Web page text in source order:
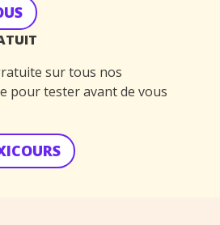
sur tous nos
pour tester avant de vous